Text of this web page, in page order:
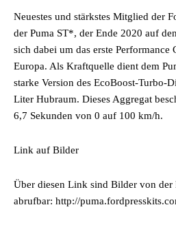
Neuestes und stärkstes Mitglied der
der Puma ST*, der Ende 2020 auf
sich dabei um das erste
Europa. Als Kraftquelle dient dem
starke Version des EcoBoost-Turbo-
Liter Hubraum. Dieses Aggregat
6,7 Sekunden von 0 auf 100 km/h.
Link auf Bilder
Über diesen Link sind Bilder von der
abrufbar: http://